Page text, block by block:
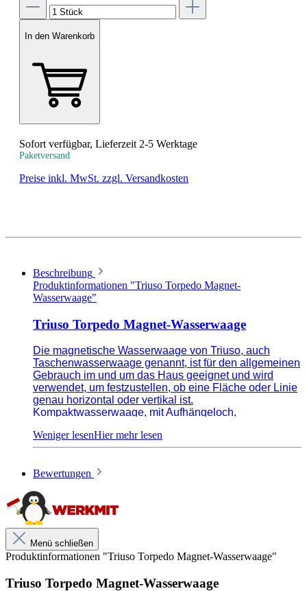
In den Warenkorb
Sofort verfügbar, Lieferzeit 2-5 Werktage
Paketversand
Preise inkl. MwSt. zzgl. Versandkosten
Beschreibung
Produktinformationen "Triuso Torpedo Magnet-
Wasserwaage"
Triuso Torpedo Magnet-Wasserwaage
Die magnetische Wasserwaage von Triuso, auch
Taschenwasserwaage genannt, ist für den allgemeinen
Gebrauch im und um das Haus geeignet und wird
verwendet, um festzustellen, ob eine Fläche oder Linie
genau horizontal oder vertikal ist.
Kompaktwasserwaage, mit Aufhängeloch,
Messgenauigkeit: 0,057° = 1,0 mm/m
Mit Aufhängeloch
Magnetleiste
3 Libellen
Bewertungen
Menü schließen
Produktinformationen "Triuso Torpedo Magnet-Wasserwaage"
Triuso Torpedo Magnet-Wasserwaage